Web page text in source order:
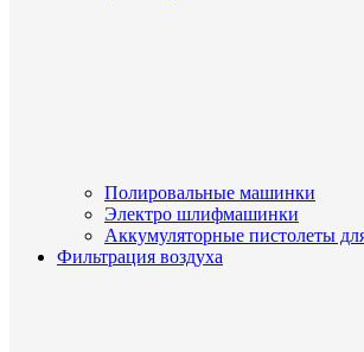
Полировальные машинки
Электро шлифмашинки
Аккумуляторные пистолеты
Фильтрация воздуха